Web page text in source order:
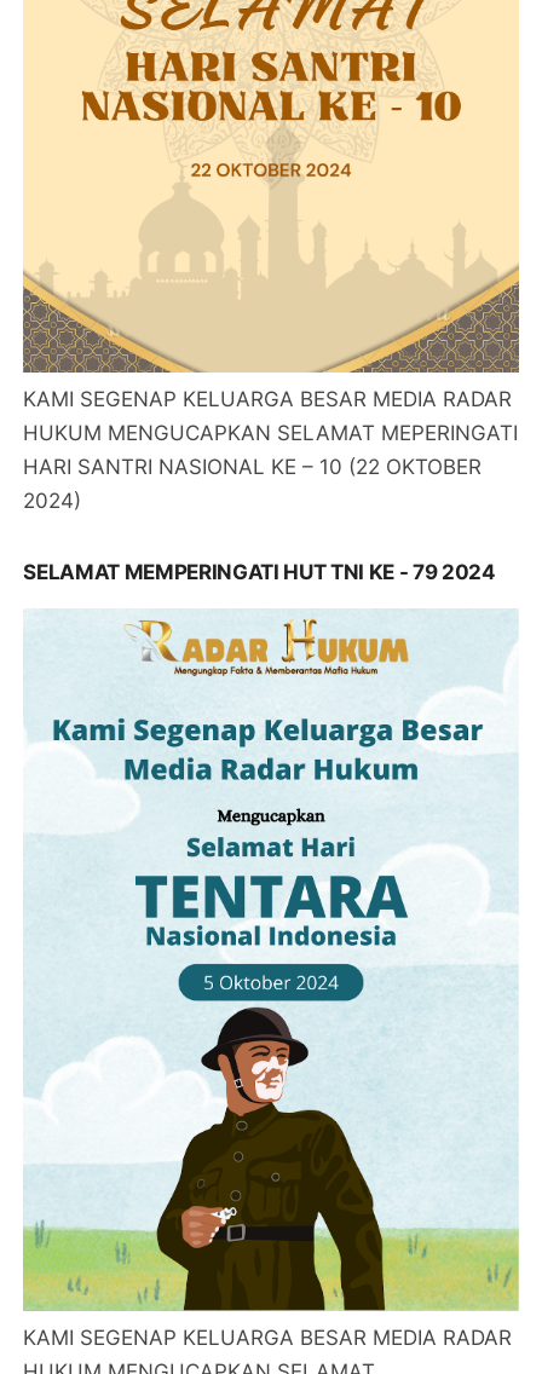
KAMI SEGENAP KELUARGA BESAR MEDIA RADAR
HUKUM MENGUCAPKAN SELAMAT MEPERINGATI
HARI SANTRI NASIONAL KE – 10 (22 OKTOBER
2024)
SELAMAT MEMPERINGATI HUT TNI KE - 79 2024
KAMI SEGENAP KELUARGA BESAR MEDIA RADAR